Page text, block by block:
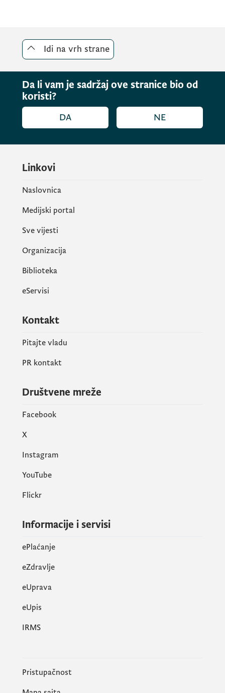
Idi na vrh strane
Da li vam je sadržaj ove stranice bio od
koristi?
DA NE
Linkovi
Naslovnica
Medijski portal
Sve vijesti
Organizacija
Biblioteka
eServisi
Kontakt
Pitajte vladu
PR kontakt
Društvene mreže
Facebook
X
Instagram
YouTube
Flickr
Informacije i servisi
ePlaćanje
eZdravlje
eUprava
еUpis
IRMS
Pristupačnost